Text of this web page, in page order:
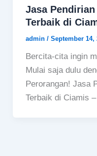
Jasa
Terbaik di
admin / September 14,
Bercita-cita ingin
Mulai saja dulu
Perorangan! Jasa
Terbaik di Ciamis